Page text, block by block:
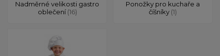
Nadměrné velikosti gastro
oblečení(16)
Ponožky pro kuchaře a
číšníky (1)